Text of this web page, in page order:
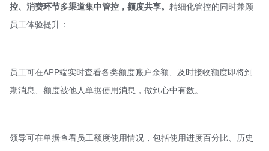
控、消费环节多渠道集中管控，额度共享。 精细化管控的同时兼顾
员工体验提升：
员工可在APP端实时查看各类额度账户余额、及时接收额度即将到
期消息、额度被他人单据使用消息，做到心中有数。
领导可在单据查看员工额度使用情况，包括使用进度百分比、历史